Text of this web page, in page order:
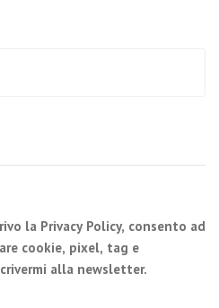
la Privacy Policy, consento ad
cookie, pixel, tag e
alla newsletter.